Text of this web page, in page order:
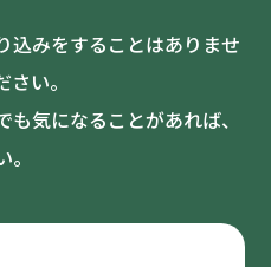
込みをすることはありませ
い。
気になることがあれば、